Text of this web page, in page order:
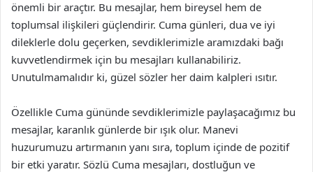
önemli bir araçtır. Bu mesajlar, hem bireysel hem de
toplumsal ilişkileri güçlendirir. Cuma günleri, dua ve iyi
dileklerle dolu geçerken, sevdiklerimizle aramızdaki bağı
kuvvetlendirmek için bu mesajları kullanabiliriz.
Unutulmamalıdır ki, güzel sözler her daim kalpleri ısıtır.
Özellikle Cuma gününde sevdiklerimizle paylaşacağımız bu
mesajlar, karanlık günlerde bir ışık olur. Manevi
huzurumuzu artırmanın yanı sıra, toplum içinde de pozitif
bir etki yaratır. Sözlü Cuma mesajları, dostluğun ve